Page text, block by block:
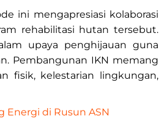
ini mengapresiasi kolaborasi
rehabilitasi hutan tersebut.
upaya penghijauan guna
Pembangunan IKN memang
fisik, kelestarian lingkungan,
Energi di Rusun ASN